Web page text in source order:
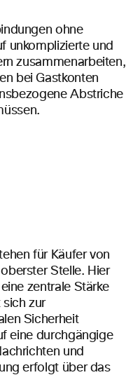
ohne
unkomplizierte und
zusammenarbeiten,
bei Gastkonten
Abstriche
für Käufer von
Stelle. Hier
zentrale Stärke
zur
Sicherheit
eine durchgängige
und
erfolgt über das